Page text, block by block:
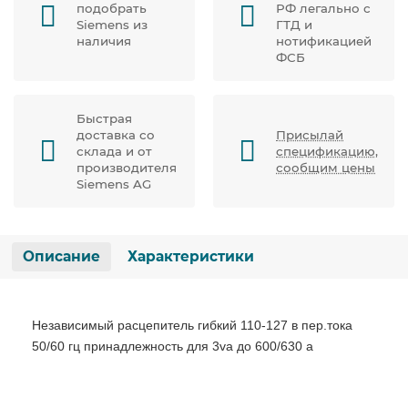
подобрать
Siemens из
наличия
РФ легально с
ГТД и
нотификацией
ФСБ
Быстрая
доставка со
склада и от
производителя
Siemens AG
Присылай
спецификацию,
сообщим цены
Описание Характеристики
Независимый расцепитель гибкий 110-127 в пер.тока
50/60 гц принадлежность для 3va до 600/630 a